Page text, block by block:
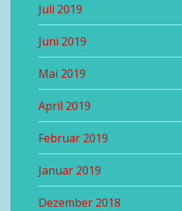
Juli 2019
Juni 2019
Mai 2019
April 2019
Februar 2019
Januar 2019
Dezember 2018